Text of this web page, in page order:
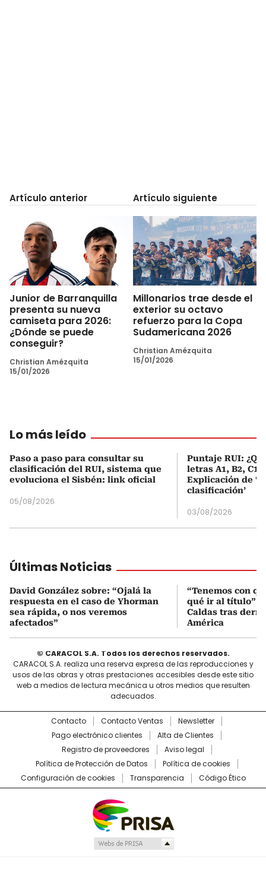
Artículo anterior
Junior de Barranquilla
presenta su nueva
camiseta para 2026:
¿Dónde se puede
conseguir?
Christian Amézquita
15/01/2026
Artículo siguiente
Millonarios trae desde el
exterior su octavo
refuerzo para la Copa
Sudamericana 2026
Christian Amézquita
15/01/2026
Lo más leído
Paso a paso para consultar su
clasificación del RUI, sistema que
evoluciona el Sisbén: link oficial
05/08/2026
Puntaje RUI:
letras A1, B2, C1
Explicación de
clasificación’
03/08/2026
Últimas Noticias
David González sobre: “Ojalá la
respuesta en el caso de Yhorman
sea rápida, o nos veremos
afectados”
“Tenemos con
qué ir al título”:
Caldas tras
América
© CARACOL S.A. Todos los derechos reservados.
CARACOL S.A. realiza una reserva expresa de las reproducciones y
usos de las obras y otras prestaciones accesibles desde este sitio
web a medios de lectura mecánica u otros medios que resulten
adecuados.
Contacto Contacto Ventas
Newsletter
Pago electrónico clientes
Alta de Clientes
Registro de proveedores
Aviso legal
Política de Protección de Datos
Política de cookies
Configuración de cookies
Transparencia Código Ético